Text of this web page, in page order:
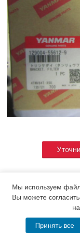
Артикул
. 129004-
© 2015. Все права
Написать в MAX
Мы используем
Вы можете
Принять все